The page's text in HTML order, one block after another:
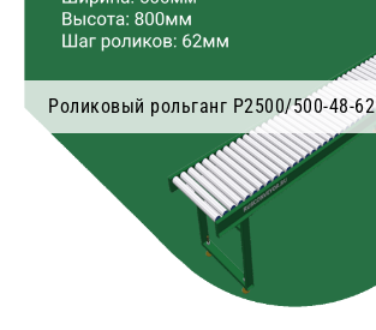
Роликовый рольганг Р2500/500-48-62